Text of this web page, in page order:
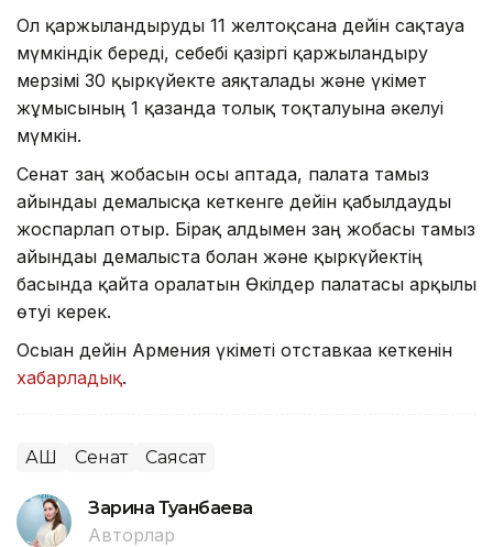
Ол қаржыландыруды 11 желтоқсанға дейін сақтауға
мүмкіндік береді, себебі қазіргі қаржыландыру
мерзімі 30 қыркүйекте аяқталады және үкімет
жұмысының 1 қазанда толық тоқталуына әкелуі
мүмкін.
Сенат заң жобасын осы аптада, палата тамыз
айындағы демалысқа кеткенге дейін қабылдауды
жоспарлап отыр. Бірақ алдымен заң жобасы тамыз
айындағы демалыста болған және қыркүйектің
басында қайта оралатын Өкілдер палатасы арқылы
өтуі керек.
Осыған дейін Армения үкіметі отставкаға кеткенін
хабарладық.
АҚШ Сенат Саясат
Зарина Туғанбаева
Авторлар